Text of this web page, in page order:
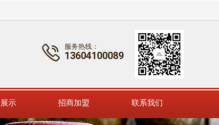
 服务热线：
13604100089
示 招商加盟 联系我们